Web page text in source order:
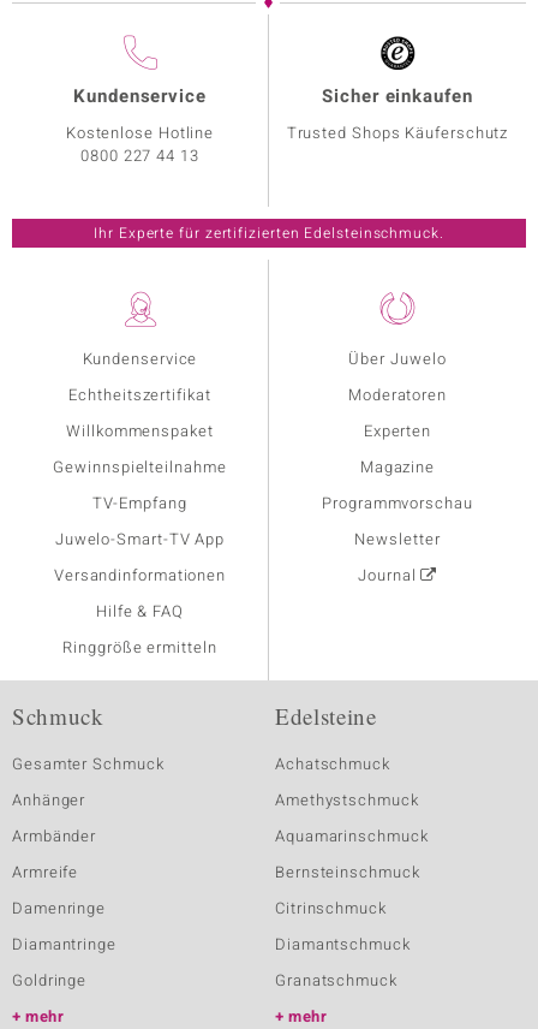
Kundenservice
Echtheitszertifikat
Willkommenspaket
Gewinnspielteilnahme
TV-Empfang
Juwelo-Smart-TV App
Versandinformationen
Hilfe & FAQ
Ringgröße ermitteln
Über Juwelo
Moderatoren
Experten
Magazine
Programmvorschau
Newsletter
Journal
Kundenservice
Kostenlose Hotline
0800 227 44 13
Sicher einkaufen
Trusted Shops Käuferschutz
Ihr Experte für zertifizierten Edelsteinschmuck.
Schmuck
Gesamter Schmuck
Anhänger
Armbänder
Armreife
Damenringe
Diamantringe
Goldringe
mehr
Edelsteine
Achatschmuck
Amethystschmuck
Aquamarinschmuck
Bernsteinschmuck
Citrinschmuck
Diamantschmuck
Granatschmuck
mehr